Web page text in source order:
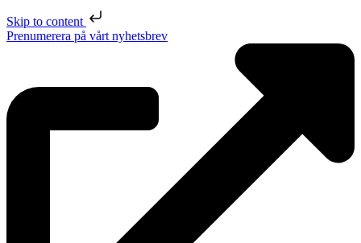
Skip to content
Prenumerera på vårt nyhetsbrev